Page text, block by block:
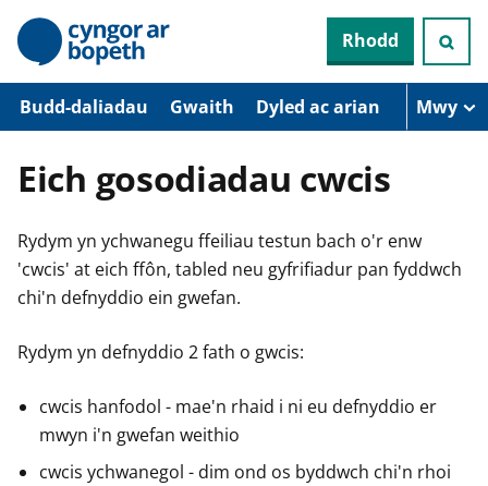
N
d
w
Rhodd
Budd-daliadau Gwaith Dyled ac arian Mwy
Eich gosodiadau cwcis
Rydym yn ychwanegu ffeiliau testun bach o'r enw
'cwcis' at eich ffôn, tabled neu gyfrifiadur pan fyddwch
chi'n defnyddio ein gwefan.
Rydym yn defnyddio 2 fath o gwcis:
cwcis hanfodol - mae'n rhaid i ni eu defnyddio er
mwyn i'n gwefan weithio
cwcis ychwanegol - dim ond os byddwch chi'n rhoi